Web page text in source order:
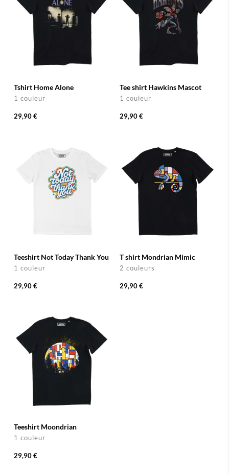
Tshirt Home Alone
1 couleur
29,90 €
Tee shirt Hawkins Mascot
1 couleur
29,90 €
Teeshirt Not Today Thank You
1 couleur
29,90 €
T shirt Mondrian Mimic
2 couleurs
29,90 €
Teeshirt Moondrian
1 couleur
29,90 €